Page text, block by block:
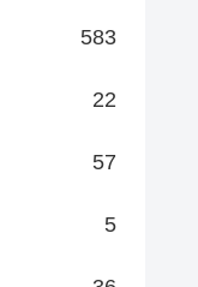
583
22
57
5